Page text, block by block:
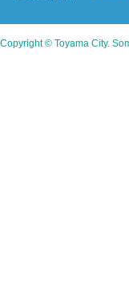
Copyright © Toyama City.